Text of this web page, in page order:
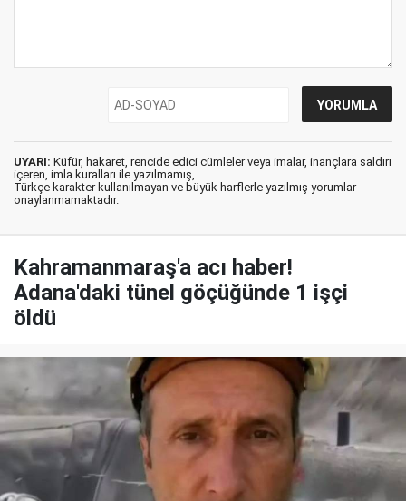
UYARI: Küfür, hakaret, rencide edici cümleler veya imalar, inançlara saldırı
içeren, imla kuralları ile yazılmamış,
Türkçe karakter kullanılmayan ve büyük harflerle yazılmış yorumlar
onaylanmamaktadır.
Kahramanmaraş'a acı haber!
Adana'daki tünel göçüğünde 1 işçi
öldü